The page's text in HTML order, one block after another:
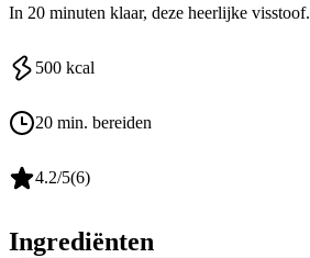
In 20 minuten klaar, deze heerlijke visstoof.
500 kcal
20 min. bereiden
4.2/5(6)
Ingrediënten